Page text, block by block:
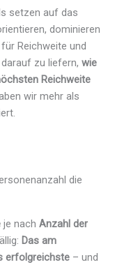
setzen auf das
dominieren
Reichweite und
zu liefern, wie
Reichweite
wir mehr als
die
je nach Anzahl der
Das am
erfolgreichste – und